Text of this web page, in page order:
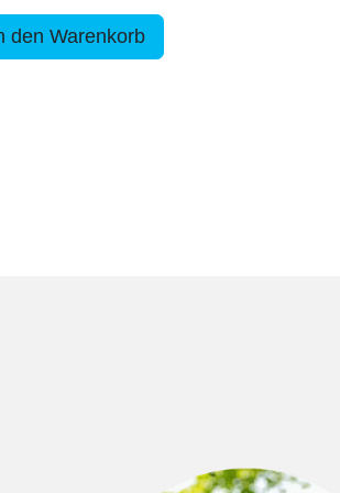
den Warenkorb